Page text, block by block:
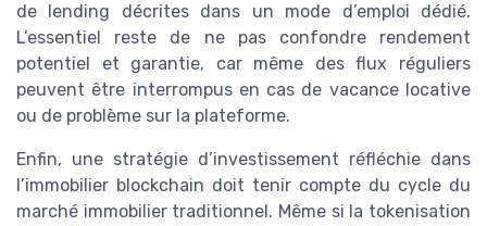
de lending décrites dans un mode d’emploi dédié.
L’essentiel reste de ne pas confondre rendement
potentiel et garantie, car même des flux réguliers
peuvent être interrompus en cas de vacance locative
ou de problème sur la plateforme.
Enfin, une stratégie d’investissement réfléchie dans
l’immobilier blockchain doit tenir compte du cycle du
marché immobilier traditionnel. Même si la tokenisation